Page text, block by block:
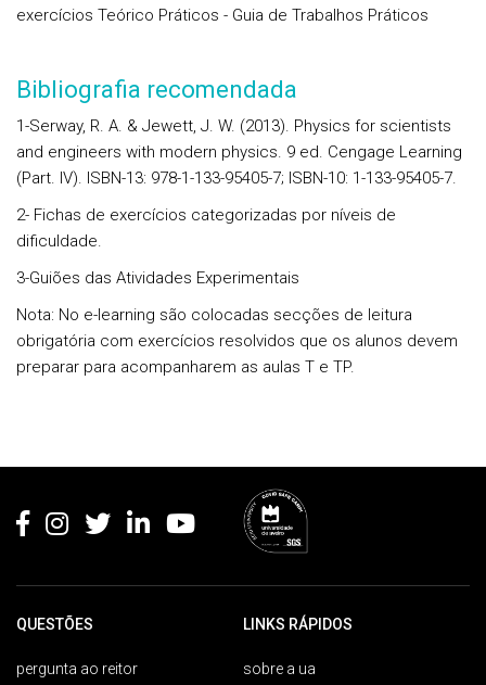
exercícios Teórico Práticos - Guia de Trabalhos Práticos
Bibliografia recomendada
1-Serway, R. A. & Jewett, J. W. (2013). Physics for scientists
and engineers with modern physics. 9 ed. Cengage Learning
(Part. IV). ISBN-13: 978-1-133-95405-7; ISBN-10: 1-133-95405-7.
2- Fichas de exercícios categorizadas por níveis de
dificuldade.
3-Guiões das Atividades Experimentais
Nota: No e-learning são colocadas secções de leitura
obrigatória com exercícios resolvidos que os alunos devem
preparar para acompanharem as aulas T e TP.
QUESTÕES
pergunta ao reitor
LINKS RÁPIDOS
sobre a ua